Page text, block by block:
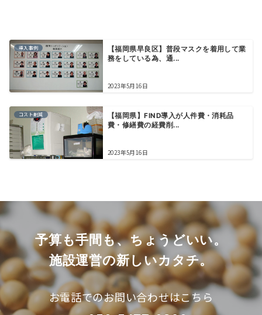
導入事例
【福岡県早良区】普段マスクを着用して業
務をしている為、通...
2023年5月16日
コスト削減
【福岡県】FIND導入が人件費・消耗品
費・修繕費の経費削...
2023年5月16日
予算も手間も、ちょうどいい。
施設運営の新しいカタチ。
お電話でのお問い合わせはこちら